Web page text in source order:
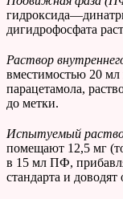
дигидрофосфата
Раствор
вместимостью 20
парацетамола,
до метки.
Испытуемый
помещают 12,5 мг
в 15 мл ПФ,
стандарта и